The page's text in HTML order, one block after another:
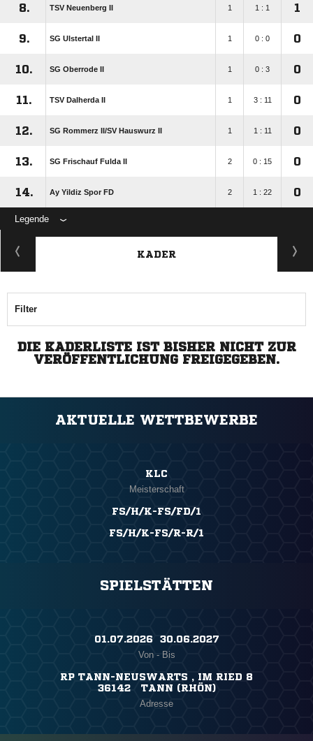
8. TSV Neuenberg II 1 1 : 1 1
9. SG Ulstertal II 1 0 : 0 0
10. SG Oberrode II 1 0 : 3 0
11. TSV Dalherda II 1 3 : 11 0
12. SG Rommerz II/​SV Hauswurz II 1 1 : 11 0
13. SG Frischauf Fulda II 2 0 : 15 0
14. Ay Yildiz Spor FD 2 1 : 22 0
Legende
KADER
Filter
DIE KADERLISTE IST BISHER NICHT ZUR
VERÖFFENTLICHUNG FREIGEGEBEN.
AKTUELLE WETTBEWERBE
KLC
Meisterschaft
FS/H/K-FS/FD/1
FS/H/K-FS/R-R/1
SPIELSTÄTTEN
01.07.2026 ​ 30.06.2027
Von - Bis
RP TANN-NEUSWARTS , IM RIED 8
36142 TANN (RHÖN)
Adresse